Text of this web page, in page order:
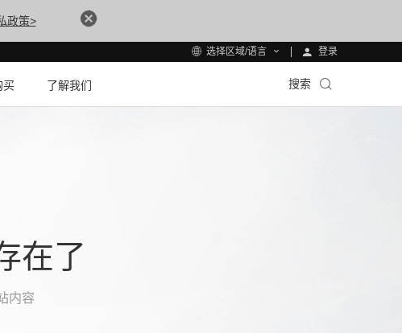
政策>
选择区域/语言 登录
买 了解我们 搜索
在了
内容